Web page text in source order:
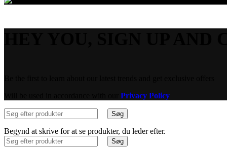
Privacy Policy
Søg
Begynd at skrive for at se produkter, du leder efter.
Søg